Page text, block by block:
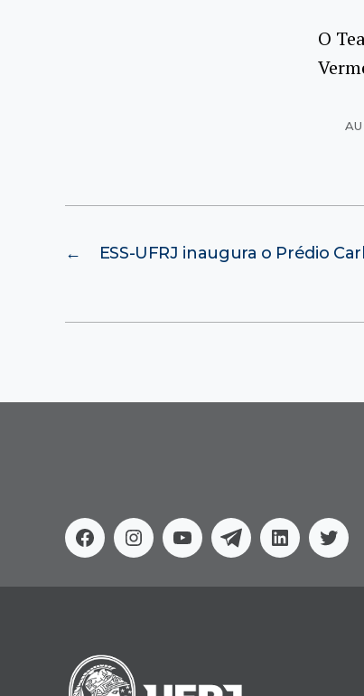
O
← ESS-UFRJ inaugura o Prédio
FacebookInstagram
YoutubeTelegramLinkedin